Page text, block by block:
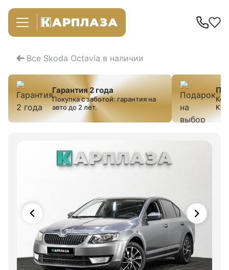
Все Skoda Octavia в наличии
Гарантия 2 года
Покупка с заботой: гарантия на
авто до 2 лет.